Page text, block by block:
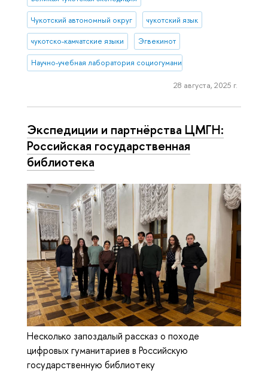
Чукотский автономный округ чукотский язык
чукотско-камчатские языки Эгвекинот
Научно-учебная лаборатория социогуманитарных исследований
28 августа, 2025 г.
Экспедиции и партнёрства ЦМГН:
Российская государственная
библиотека
Несколько запоздалый рассказ о походе
цифровых гуманитариев в Российскую
государственную библиотеку